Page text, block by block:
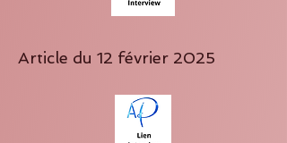
Article du 12 février 2025